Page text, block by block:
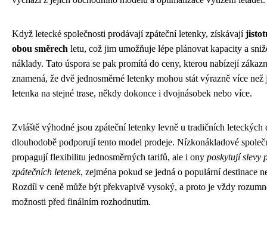
Když letecké společnosti prodávají zpáteční letenky, získávají
obou směrech letu, což jim umožňuje lépe plánovat kapacity a
náklady. Tato úspora se pak promítá do ceny, kterou nabízejí
znamená, že dvě jednosměrné letenky mohou stát výrazně více než
letenka na stejné trase, někdy dokonce i dvojnásobek nebo více.
Zvláště výhodné jsou zpáteční letenky levně u tradičních leteckých
dlouhodobě podporují tento model prodeje. Nízkonákladové
propagují flexibilitu jednosměrných tarifů, ale i ony poskytují slevy
zpátečních letenek, zejména pokud se jedná o populární destinace
Rozdíl v ceně může být překvapivě vysoký, a proto je vždy
možnosti před finálním rozhodnutím.